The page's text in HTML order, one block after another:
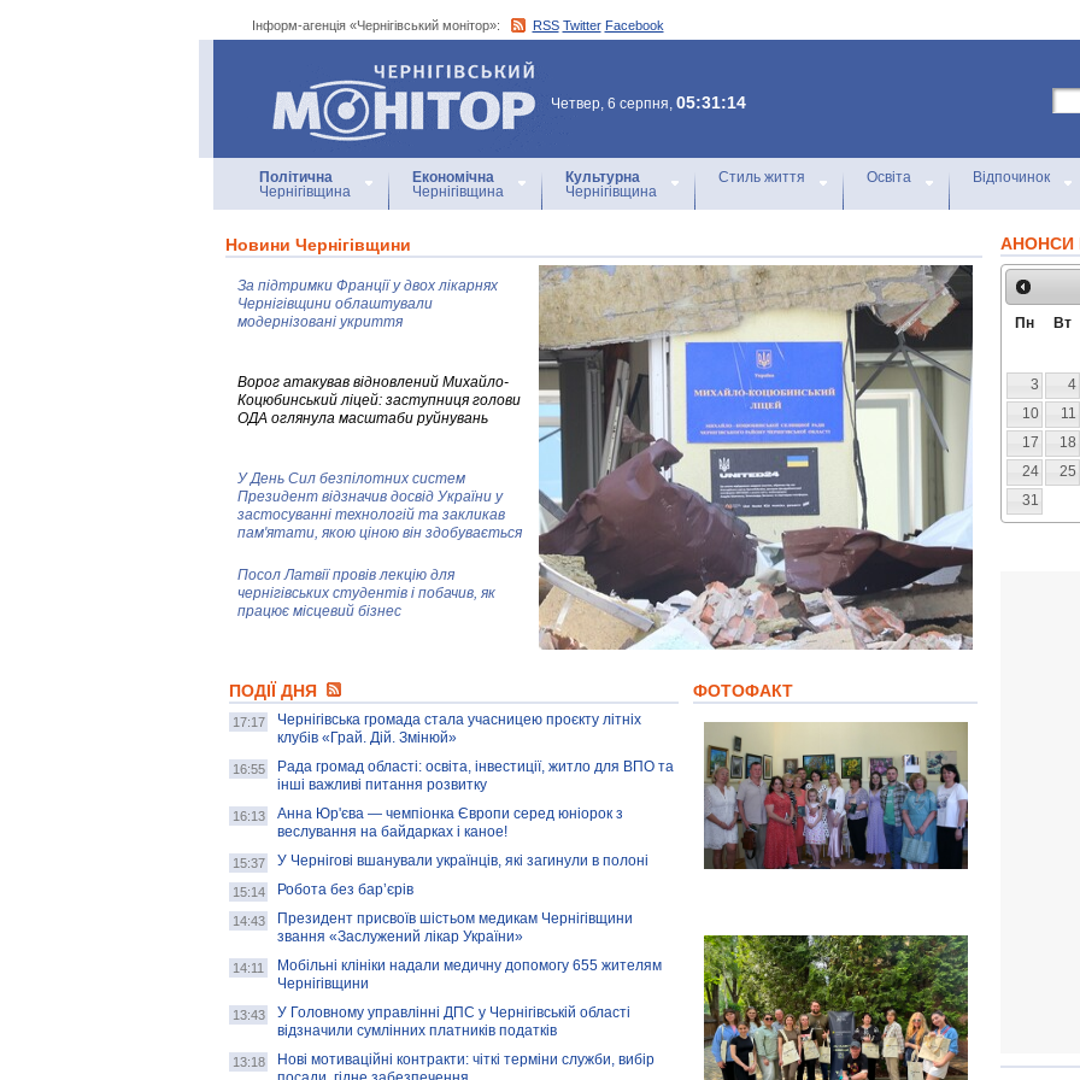
Інформ-агенція «Чернігівський монітор»: RSS Twitter Facebook
Інформ-агенція
«Чернігівський монітор»
Четвер, 6 серпня, 05:31:14
Політична
Чернігівщина
Економічна
Чернігівщина
Культурна
Чернігівщина
Стиль життя Освіта Відпочинок
Новини Чернігівщини
За підтримки Франції у двох лікарнях
Чернігівщини облаштували
модернізовані укриття
Ворог атакував відновлений Михайло-
Коцюбинський ліцей: заступниця голови
ОДА оглянула масштаби руйнувань
У День Сил безпілотних систем
Президент відзначив досвід України у
застосуванні технологій та закликав
пам'ятати, якою ціною він здобувається
Посол Латвії провів лекцію для
чернігівських студентів і побачив, як
працює місцевий бізнес
колекцію про війну, емоції та тварин
AB InBev Efes Україна підтримала
навчальний проєкт "Молодіжна бізнес-
школа", спрямований на розвиток
підприємництва у Чернігівській області
Золота тварина: видання Forbes
написало про чернігівця Патрона: хто і
скільки на ньому заробляє? І куди
витрачають?
ПОДІЇ ДНЯ
17:17
Чернігівська громада стала учасницею проєкту літніх
клубів «Грай. Дій. Змінюй»
16:55
Рада громад області: освіта, інвестиції, житло для ВПО та
інші важливі питання розвитку
16:13
Анна Юр'єва — чемпіонка Європи серед юніорок з
веслування на байдарках і каное!
15:37 У Чернігові вшанували українців, які загинули в полоні
15:14 Робота без бар’єрів
14:43
Президент присвоїв шістьом медикам Чернігівщини
звання «Заслужений лікар України»
14:11
Мобільні клініки надали медичну допомогу 655 жителям
Чернігівщини
13:43
У Головному управлінні ДПС у Чернігівській області
відзначили сумлінних платників податків
13:18
Нові мотиваційні контракти: чіткі терміни служби, вибір
ФОТОФАКТ
АНОНСИ
Пн Вт
3
4
10
11
17
18
24
25
31